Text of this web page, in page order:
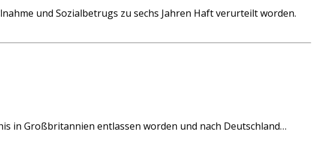
und Sozialbetrugs zu sechs Jahren Haft verurteilt worden.
in Großbritannien entlassen worden und nach Deutschland…